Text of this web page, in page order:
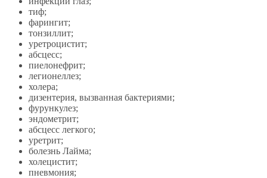
тиф;
фарингит;
тонзиллит;
уретроцистит;
абсцесс;
пиелонефрит;
легионеллез;
холера;
дизентерия, вызванная бактериями;
фурункулез;
эндометрит;
абсцесс легкого;
уретрит;
болезнь Лайма;
холецистит;
пневмония;